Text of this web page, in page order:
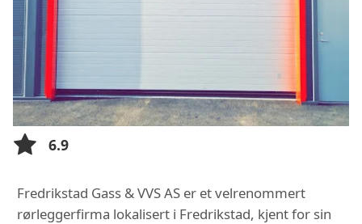
6.9
Fredrikstad Gass & VVS AS er et velrenommert
rørleggerfirma lokalisert i Fredrikstad, kjent for sin